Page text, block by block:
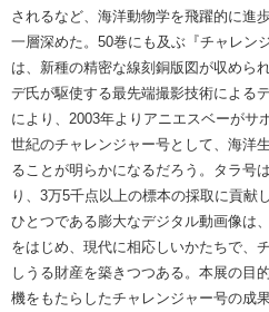
されるなど、海洋動物学を飛躍的に進
一層深めた。50巻にも及ぶ『チャレン
は、新種の精密な線刻銅版図が収めら
デ氏が駆使する最先端撮影技術による
により、2003年よりアニエスベーがサ
世紀のチャレンジャー号として、海洋
ることが明らかになるだろう。タラ号
り、3万5千点以上の標本の採取に貢献
ひとつである膨大なデジタル動画像は
をはじめ、現代に相応しいかたちで、
しうる財産を築きつつある。本展の目
機をもたらしたチャレンジャー号の成